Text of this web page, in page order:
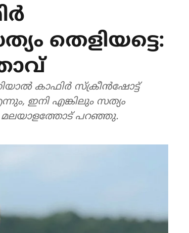
തെളിയട്ടെ:
കാഫിർ സ്‌ക്രീൻഷോട്ട്
ഇനി എങ്കിലും സത്യം
മലയാളത്തോട് പറഞ്ഞു.